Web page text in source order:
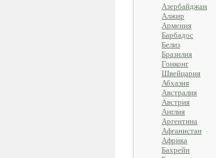
Азербайджан
Алжир
Армения
Барбадос
Белиз
Бразилия
Гонконг
Швейцария
Абхазия
Австралия
Австрия
Англия
Аргентина
Афганистан
Африка
Бахрейн